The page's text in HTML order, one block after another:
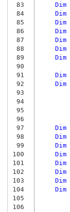
83
84
85
86
87
88
89
90
91
92
93
94
95
96
97
98
99
100
101
102
103
104
105
106
Dim
Dim
Dim
Dim
Dim
Dim
Dim
Dim
Dim
Dim
Dim
Dim
Dim
Dim
Dim
Dim
Dim